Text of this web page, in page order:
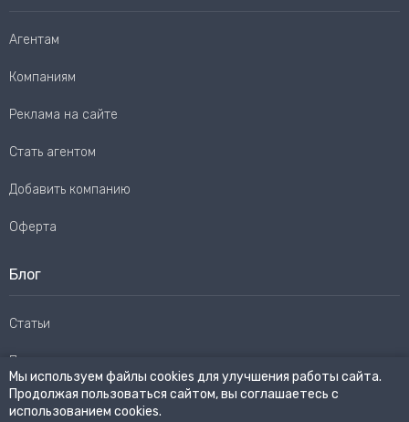
Агентам
Компаниям
Реклама на сайте
Стать агентом
Добавить компанию
Оферта
Блог
Статьи
Пользовательское соглашение
Карта сайта
Мы используем файлы cookies для улучшения работы сайта.
Продолжая пользоваться сайтом, вы соглашаетесь с
использованием cookies.